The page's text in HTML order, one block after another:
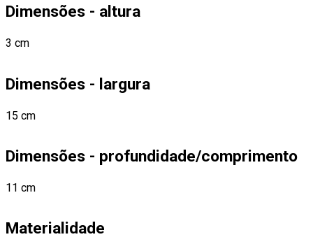
Dimensões - altura
3 cm
Dimensões - largura
15 cm
Dimensões - profundidade/comprimento
11 cm
Materialidade